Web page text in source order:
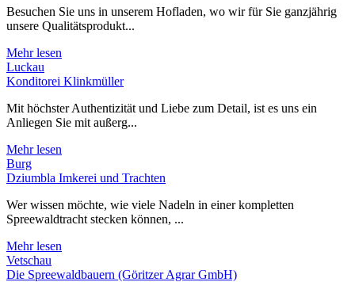
Besuchen Sie uns in unserem Hofladen, wo wir für Sie ganzjährig
unsere Qualitätsprodukt...
Mehr lesen
Luckau
Konditorei Klinkmüller
Mit höchster Authentizität und Liebe zum Detail, ist es uns ein
Anliegen Sie mit außerg...
Mehr lesen
Burg
Dziumbla Imkerei und Trachten
Wer wissen möchte, wie viele Nadeln in einer kompletten
Spreewaldtracht stecken können, ...
Mehr lesen
Vetschau
Die Spreewaldbauern (Göritzer Agrar GmbH)